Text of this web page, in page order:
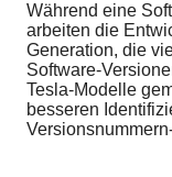
Während eine
arbeiten die
Generation, die
Software-
Tesla-Modelle
besseren